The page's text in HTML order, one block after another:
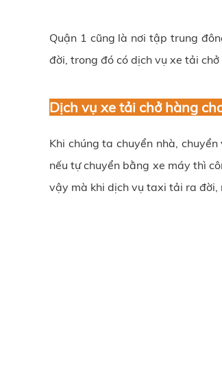
Quận 1 cũng là nơi tập trung
đời, trong đó có dịch vụ xe tải
Dịch vụ xe tải chở hàng
Khi chúng ta chuyển nhà,
nếu tự chuyển bằng xe máy thì
vậy mà khi dịch vụ taxi tải ra đời,